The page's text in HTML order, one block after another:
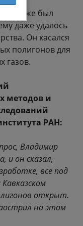
тоже был
даже удалось
Он касался
полигонов для
газов.
методов и
РАН:
Владимир
и он сказал,
все под
открыт.
на этом